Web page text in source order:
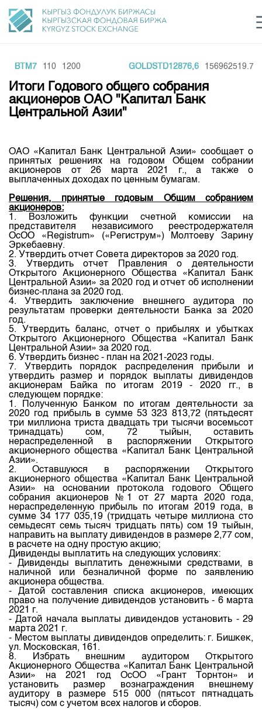
Финансовый рынок KG login Рус
О нас
Общая информация
Акционеры
Руководство
Внутренний аудитор
Комитеты
Участники торгов
Наши партнеры
Cтратегия развития
Корпоративные документы
Контакты
Направления
Товарно-сырьевой сектор
Листинг
Центр раскрытия информации
Тарифы
Аналитика
Финансовый рынок KG
Пресс-клуб
25 лет ЗАО КФБ
Нормативная база
Биржевая деятельность
Депозитарная деятельность
Центр раскрытия информации
Статистика торгов
Итоги последних торгов
Архив торгов
Индекс и Капитализация
Котировки по ЦБ
Котировки по драг. металлам
Расписание аукционов по ГЦБ
Результаты аукционов ГЦБ
Объем ГЦБ в обращении
Результаты аукционов по депозитам
Учебный центр
Общая информация
План работы на год
BBTM7 110 1200 GOLDSTD12876,6 156962519.71
Итоги Годового общего собрания
акционеров ОАО "Капитал Банк
Центральной Азии"
ОАО «Капитал Банк Центральной Азии» сообщает о
принятых решениях на годовом Общем собрании
акционеров от 26 марта 2021 г., а также о
выплаченных доходах по ценным бумагам.
Решения, принятые годовым Общим собранием
акционеров:
1. Возложить функции счетной комиссии на
представителя независимого реестродержателя
OcOO «Registrum» («Региструм») Молтоеву Зарину
Эркебаевну.
2. Утвердить отчет Совета директоров за 2020 год.
3. Утвердить отчет Правления о деятельности
Открытого Акционерного Общества «Капитал Банк
Центральной Азии» за 2020 год и отчет об исполнении
бизнес-плана за 2020 год.
4. Утвердить заключение внешнего аудитора по
результатам проверки деятельности Банка за 2020
год.
5. Утвердить баланс, отчет о прибылях и убытках
Открытого Акционерного Общества «Капитал Банк
Центральной Азии» за 2020 год.
6. Утвердить бизнес - план на 2021-2023 годы.
7. Утвердить порядок распределения прибыли и
утвердить размер и порядок выплаты дивидендов
акционерам Байка по итогам 2019 - 2020 гг., в
следующем порядке:
1. Полученную Банком по итогам деятельности за
2020 год прибыль в сумме 53 323 813,72 (пятьдесят
три миллиона триста двадцать три тысячи восемьсот
тринадцать) сом, 72 тыйын, оставить
нераспределенной в распоряжении Открытого
акционерного общества «Капитал Банк Центральной
Азии».
2. Оставшуюся в распоряжении Открытого
акционерного общества «Капитал Банк Центральной
Азии» на основании протокола годового Общего
собрания акционеров №1 от 27 марта 2020 года,
нераспределенную прибыль по итогам 2019 года, в
сумме 34 177 035,19 (тридцать четыре миллиона сто
семьдесят семь тысяч тридцать пять) сом 19 тыйын,
направить на выплату дивидендов в размере 2,77 сом,
в расчете на одну простую акцию;
Дивиденды выплатить на следующих условиях:
- Дивиденды выплатить денежными средствами, в
наличной или безналичной форме по заявлению
акционера общества.
- Датой составления списка акционеров, имеющих
право на получение дивидендов установить - 6 марта
2021 г.
- Датой начала выплаты дивидендов установить - 29
марта 2021 г.
- Местом выплаты дивидендов определить: г. Бишкек,
ул. Московская, 161.
8. Избрать внешним аудитором Открытого
Акционерного Общества «Капитал Банк Центральной
Азии» на 2021 год ОсОО «Грант Торнтон» и
установить размер вознаграждения внешнему
аудитору в размере 515 000 (пятьсот пятнадцать
тысяч) сом с учетом всех налогов и сборов.